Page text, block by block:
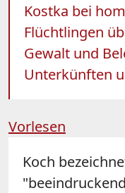
Kostka bei
Flüchtlingen
Gewalt und
Unterkünften
Vorlesen
Koch